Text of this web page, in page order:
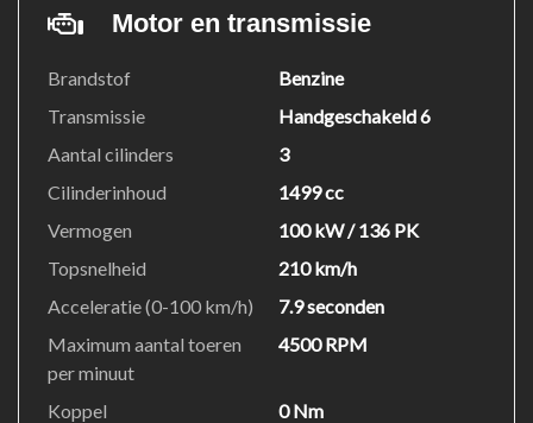
Motor en transmissie
Brandstof
Benzine
Transmissie
Handgeschakeld 6
Aantal cilinders
3
Cilinderinhoud
1499 cc
Vermogen
100 kW / 136 PK
Topsnelheid
210 km/h
Acceleratie (0-100 km/h)
7.9 seconden
Maximum aantal toeren
per minuut
4500 RPM
Koppel
0 Nm